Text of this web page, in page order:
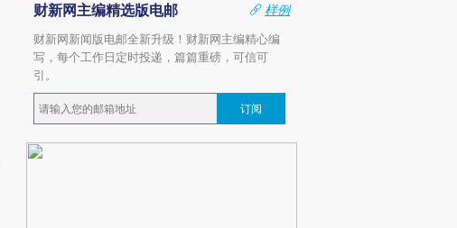
财新网主编精选版电邮
样例
财新网新闻版电邮全新升级！财新网主编精心编
写，每个工作日定时投递，篇篇重磅，可信可
引。
订阅